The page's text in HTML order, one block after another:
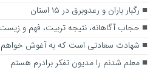
رگبار باران و رعدوبرق در ۱۵ استان
حجاب آگاهانه، نتیجه تربیت، فهم و
شهادت سعادتی است که به آغوش
معلم شدنم را مدیون تفکر برادرم هستم